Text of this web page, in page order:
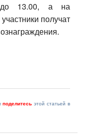
до 13.00, а на
получат
поделитесь этой статьей в